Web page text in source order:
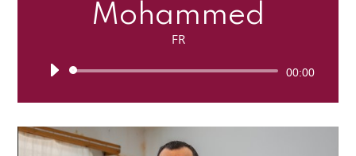
Mohammed
FR
Lecteur
00:00